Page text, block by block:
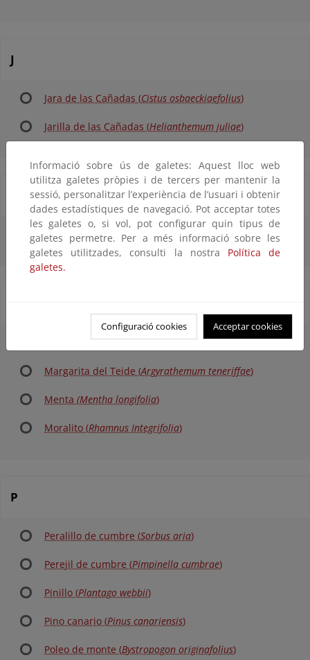
J
Jara de las Cañadas (Cistus osbaeckiaefolius)
Jarilla de las Cañadas (Helianthemum juliae)
Lengua de pájaro (Polycarpaea tenuis)
Carlina xeranthemoides)
Margarita del Teide (Argyrathemum teneriffae)
Menta (Mentha longifolia)
Moralito (Rhamnus Integrifolia)
P
Peralillo de cumbre (Sorbus aria)
Perejil de cumbre (Pimpinella cumbrae)
Pinillo (Plantago webbii)
Pino canario (Pinus canariensis)
Poleo de monte (Bystropogon originafolius)
Informació sobre ús de galetes: Aquest lloc web
utilitza galetes pròpies i de tercers per mantenir la
sessió, personalitzar l’experiència de l’usuari i obtenir
dades estadístiques de navegació. Pot acceptar totes
les galetes o, si vol, pot configurar quin tipus de
galetes permetre. Per a més informació sobre les
galetes utilitzades, consulti la nostra Política de
galetes.
Configuració cookies Acceptar cookies